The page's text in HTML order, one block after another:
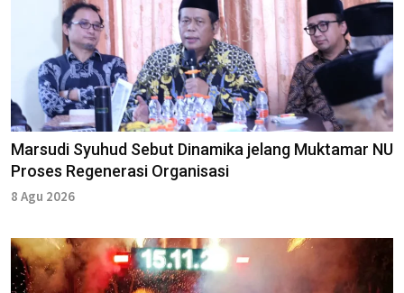
Marsudi Syuhud Sebut Dinamika jelang Muktamar NU
Proses Regenerasi Organisasi
8 Agu 2026